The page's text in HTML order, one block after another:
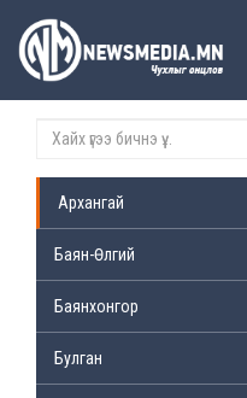
Архангай
Баян-Өлгий
Баянхонгор
Булган